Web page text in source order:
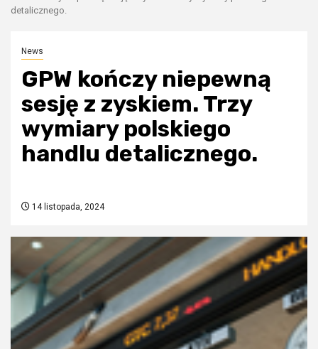
detalicznego.
News
GPW kończy niepewną
sesję z zyskiem. Trzy
wymiary polskiego
handlu detalicznego.
14 listopada, 2024